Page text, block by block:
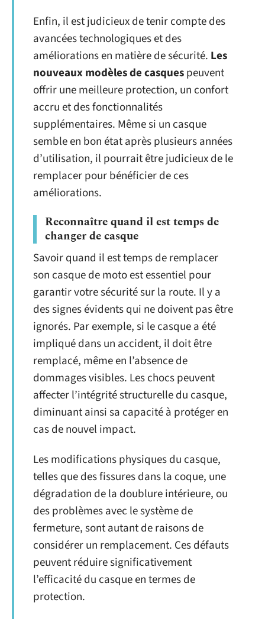
Enfin, il est judicieux de tenir compte des
avancées technologiques et des
améliorations en matière de sécurité. Les
nouveaux modèles de casquespeuvent
offrir une meilleure protection, un confort
accru et des fonctionnalités
supplémentaires. Même si un casque
semble en bon état après plusieurs années
d’utilisation, il pourrait être judicieux de le
remplacer pour bénéficier de ces
améliorations.
Reconnaître quand il est temps de
changer de casque
Savoir quand il est temps de remplacer
son casque de moto est essentiel pour
garantir votre sécurité sur la route. Il y a
des signes évidents qui ne doivent pas être
ignorés. Par exemple, si le casque a été
impliqué dans un accident, il doit être
remplacé, même en l’absence de
dommages visibles. Les chocs peuvent
affecter l’intégrité structurelle du casque,
diminuant ainsi sa capacité à protéger en
cas de nouvel impact.
Les modifications physiques du casque,
telles que des fissures dans la coque, une
dégradation de la doublure intérieure, ou
des problèmes avec le système de
fermeture, sont autant de raisons de
considérer un remplacement. Ces défauts
peuvent réduire significativement
l’efficacité du casque en termes de
protection.